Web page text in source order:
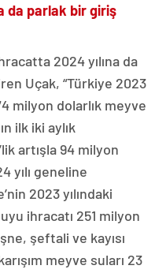
da parlak bir giriş
2024 yılına da
Uçak, “Türkiye 2023
milyon dolarlık meyve
ilk iki aylık
artışla 94 milyon
yılı geneline
2023 yılındaki
ihracatı 251 milyon
şeftali ve kayısı
meyve suları 23